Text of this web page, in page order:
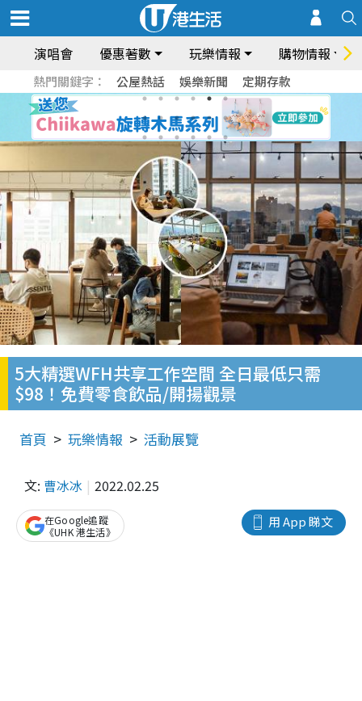
演唱會 優惠著數 玩樂情報 購物情報
熱門關鍵字： 公屋熱話 娛樂新聞 定期存款
5大精選WFH共享工作空間 全日最低只需
$98！免費零食飲品/開揚觀景
首頁 玩樂情報 活動展覽
文: 曹冰冰 2022.02.25
用 App 睇文
在Google追蹤
《UHK 港生活》